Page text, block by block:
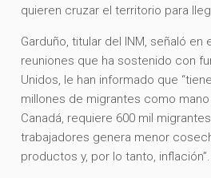
quieren cruzar el territorio para
Garduño, titular del INM, señaló
reuniones que ha sostenido con
Unidos, le han informado que
millones de migrantes como
Canadá, requiere 600 mil
trabajadores genera menor
productos y, por lo tanto, inflación”.